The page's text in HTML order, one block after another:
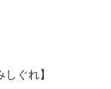
しぐれ】